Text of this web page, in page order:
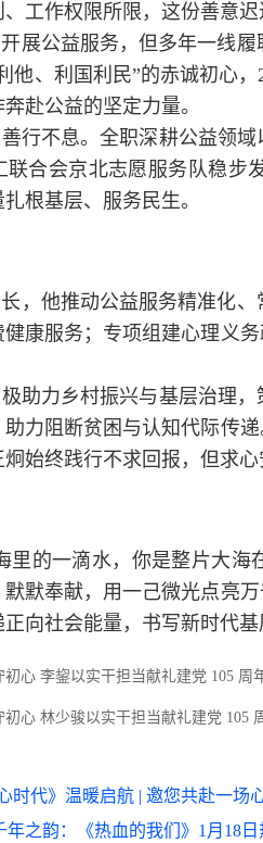
工作权限所限，这份善意迟
展公益服务，但多年一线
他、利国利民”的赤诚初心
赴公益的坚定力量。
行不息。全职深耕公益领
联合会京北志愿服务队稳步
根基层、服务民生。
，他推动公益服务精准化
康服务；专项组建心理义
助力乡村振兴与基层治理
力阻断贫困与认知代际传
始终践行不求回报，但求心
里的一滴水，你是整片大
默奉献，用一己微光点亮
向社会能量，书写新时代基
初心 李鋆以实干担当献礼建党 105 周
初心 林少骏以实干担当献礼建党 105
时代》温暖启航 | 邀您共赴一场
年之韵：《热血的我们》1月18